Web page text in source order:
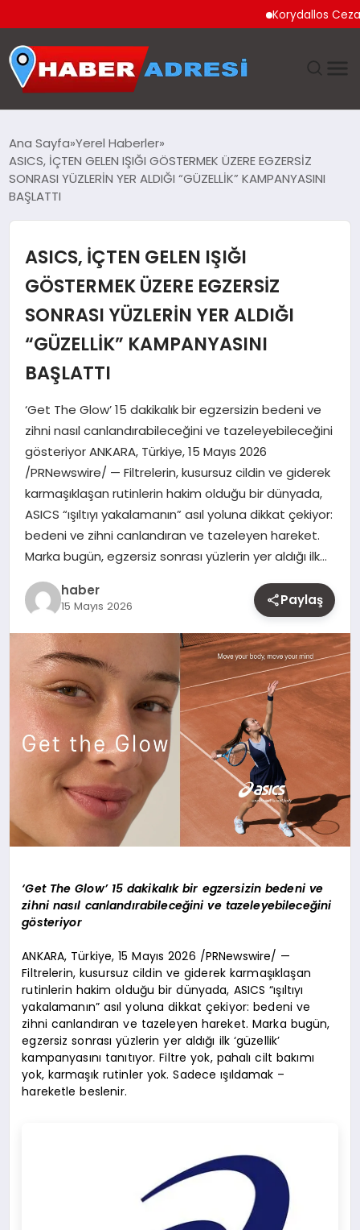
Korydallos
GÜNDEM
EKONOMI
TEKNOLOJI
EĞITIM
MAGAZIN
YAŞAM
OTOMOBIL
Ana Sayfa Yerel Haberler
ASICS, İÇTEN GELEN IŞIĞI GÖSTERMEK ÜZERE EGZERSİZ
SONRASI YÜZLERİN YER ALDIĞI “GÜZELLİK” KAMPANYASINI
BAŞLATTI
ASICS, İÇTEN GELEN IŞIĞI
GÖSTERMEK ÜZERE EGZERSİZ
SONRASI YÜZLERİN YER ALDIĞI
“GÜZELLİK” KAMPANYASINI
BAŞLATTI
‘Get The Glow’ 15 dakikalık bir egzersizin bedeni ve
zihni nasıl canlandırabileceğini ve tazeleyebileceğini
gösteriyor ANKARA, Türkiye, 15 Mayıs 2026
/PRNewswire/ — Filtrelerin, kusursuz cildin ve giderek
karmaşıklaşan rutinlerin hakim olduğu bir dünyada,
ASICS “ışıltıyı yakalamanın” asıl yoluna dikkat çekiyor:
bedeni ve zihni canlandıran ve tazeleyen hareket.
Marka bugün, egzersiz sonrası yüzlerin yer aldığı ilk…
haber
15 Mayıs 2026 Paylaş
‘Get The Glow’ 15 dakikalık bir egzersizin bedeni ve
zihni nasıl canlandırabileceğini ve tazeleyebileceğini
gösteriyor
ANKARA, Türkiye, 15 Mayıs 2026 /PRNewswire/ —
Filtrelerin, kusursuz cildin ve giderek karmaşıklaşan
rutinlerin hakim olduğu bir dünyada, ASICS “ışıltıyı
yakalamanın” asıl yoluna dikkat çekiyor: bedeni ve
zihni canlandıran ve tazeleyen hareket. Marka bugün,
egzersiz sonrası yüzlerin yer aldığı ilk ‘güzellik’
kampanyasını tanıtıyor. Filtre yok, pahalı cilt bakımı
yok, karmaşık rutinler yok. Sadece ışıldamak –
hareketle beslenir.